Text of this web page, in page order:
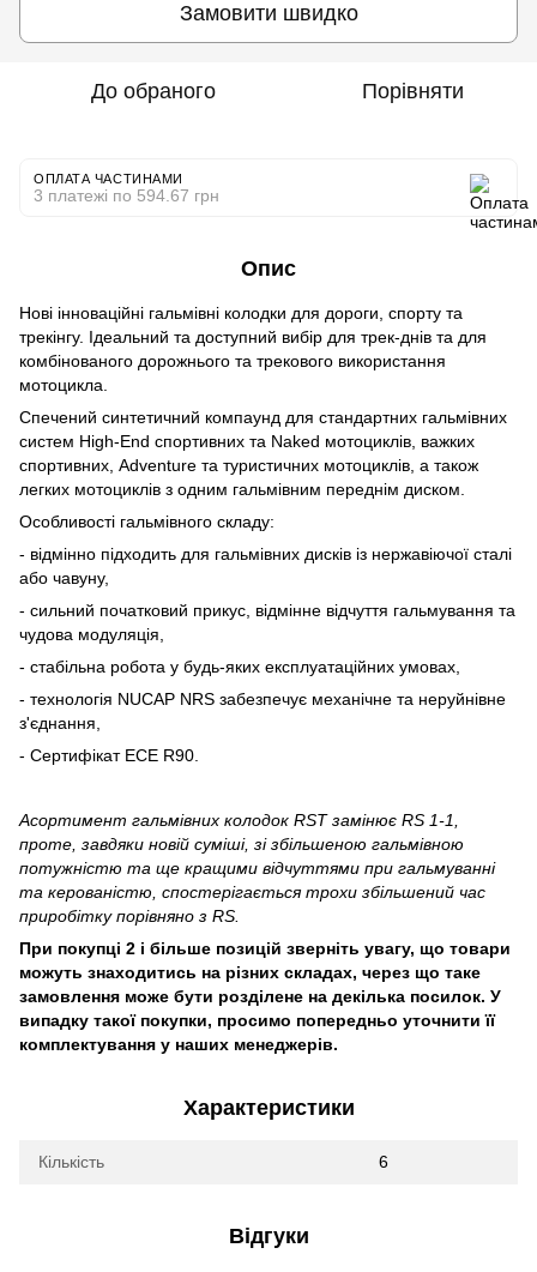
Замовити швидко
До обраного Порівняти
ОПЛАТА ЧАСТИНАМИ
3 платежі по 594.67 грн
Опис
Нові інноваційні гальмівні колодки для дороги, спорту та
трекінгу. Ідеальний та доступний вибір для трек-днів та для
комбінованого дорожнього та трекового використання
мотоцикла.
Спечений синтетичний компаунд для стандартних гальмівних
систем High-End спортивних та Naked мотоциклів, важких
спортивних, Adventure та туристичних мотоциклів, а також
легких мотоциклів з одним гальмівним переднім диском.
Особливості гальмівного складу:
- відмінно підходить для гальмівних дисків із нержавіючої сталі
або чавуну,
- сильний початковий прикус, відмінне відчуття гальмування та
чудова модуляція,
- стабільна робота у будь-яких експлуатаційних умовах,
- технологія NUCAP NRS забезпечує механічне та неруйнівне
з'єднання,
- Сертифікат ECE R90.
Асортимент гальмівних колодок RST замінює RS 1-1,
проте, завдяки новій суміші, зі збільшеною гальмівною
потужністю та ще кращими відчуттями при гальмуванні
та керованістю, спостерігається трохи збільшений час
приробітку порівняно з RS.
При покупці 2 і більше позицій зверніть увагу, що товари
можуть знаходитись на різних складах, через що таке
замовлення може бути розділене на декілька посилок. У
випадку такої покупки, просимо попередньо уточнити її
комплектування у наших менеджерів.
Характеристики
Кількість 6
Відгуки